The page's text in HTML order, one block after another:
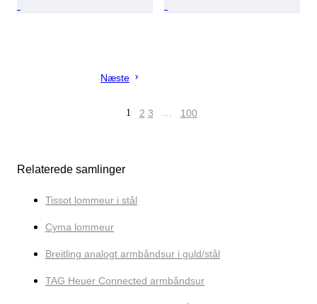
Næste
1 2 3 … 100
Relaterede samlinger
Tissot lommeur i stål
Cyma lommeur
Breitling analogt armbåndsur i guld/stål
TAG Heuer Connected armbåndsur